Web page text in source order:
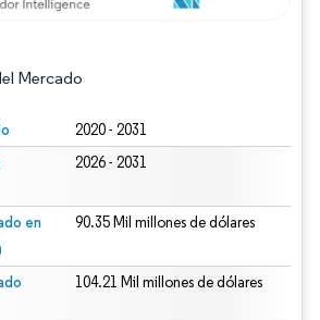
Mercado
2020 - 2031
2026 - 2031
en
90.35 Mil millones de dólares
104.21 Mil millones de dólares